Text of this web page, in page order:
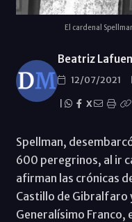
El cardenal
Beatriz
12/07/2021
X
Spellman,
600 peregrinos, al ir
afirman las crónicas
Castillo de Gibralfaro
Generalísimo Franco,